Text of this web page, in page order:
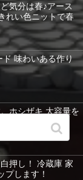
気分は春♪アース
れい色ニットで春
ド 味わいある作り
ホシザキ 大容量を
押し！ 冷蔵庫 家
プします！